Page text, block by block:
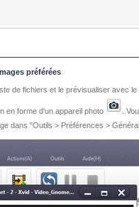
préférées
de fichiers et le prévisualiser avec
en forme d'un appareil photo
.
dans "Outils > Préférences >